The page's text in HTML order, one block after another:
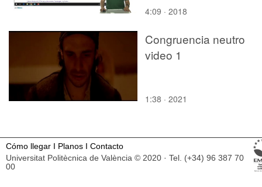
4:09 · 2018
Congruencia neutro
video 1
1:38 · 2021
Cómo llegar I Planos I Contacto
Universitat Politècnica de València © 2020 · Tel. (+34) 96 387 70
00